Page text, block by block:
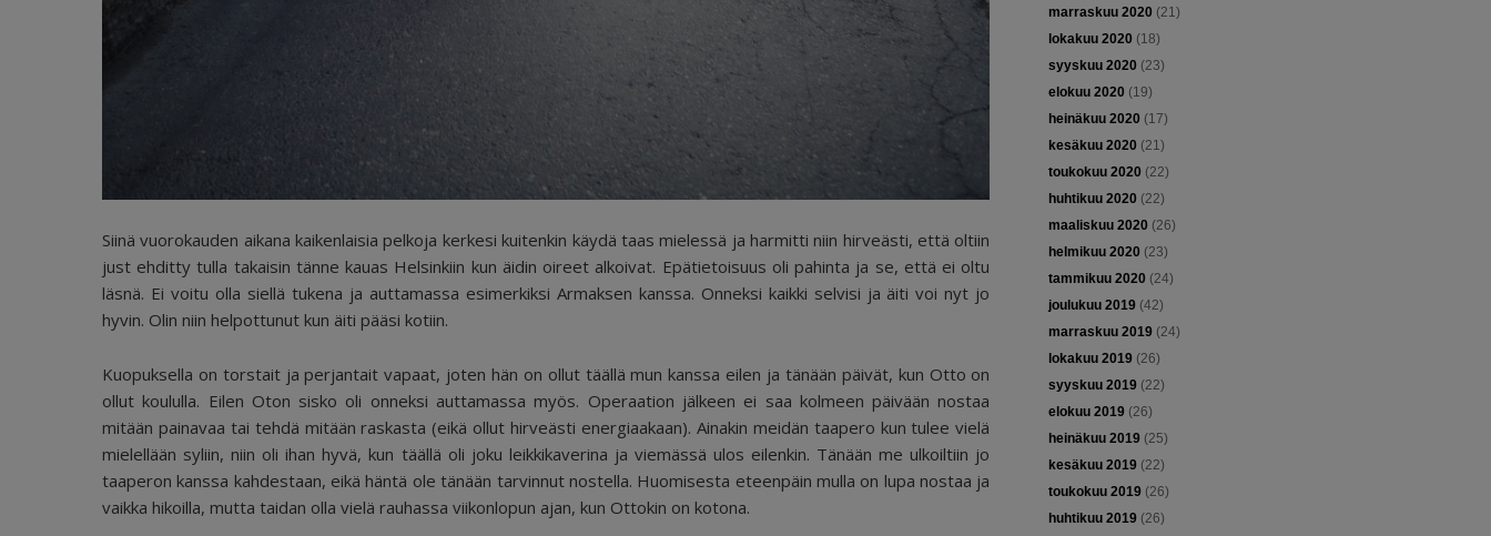
Siinä vuorokauden aikana kaikenlaisia pelkoja kerkesi kuitenkin käydä taas mielessä ja harmitti niin hirveästi, että oltiin
just ehditty tulla takaisin tänne kauas Helsinkiin kun äidin oireet alkoivat. Epätietoisuus oli pahinta ja se, että ei oltu
läsnä. Ei voitu olla siellä tukena ja auttamassa esimerkiksi Armaksen kanssa. Onneksi kaikki selvisi ja äiti voi nyt jo
hyvin. Olin niin helpottunut kun äiti pääsi kotiin.
Kuopuksella on torstait ja perjantait vapaat, joten hän on ollut täällä mun kanssa eilen ja tänään päivät, kun Otto on
ollut koululla. Eilen Oton sisko oli onneksi auttamassa myös. Operaation jälkeen ei saa kolmeen päivään nostaa
mitään painavaa tai tehdä mitään raskasta (eikä ollut hirveästi energiaakaan). Ainakin meidän taapero kun tulee vielä
mielellään syliin, niin oli ihan hyvä, kun täällä oli joku leikkikaverina ja viemässä ulos eilenkin. Tänään me ulkoiltiin jo
taaperon kanssa kahdestaan, eikä häntä ole tänään tarvinnut nostella. Huomisesta eteenpäin mulla on lupa nostaa ja
vaikka hikoilla, mutta taidan olla vielä rauhassa viikonlopun ajan, kun Ottokin on kotona.
marraskuu 2020 (21)
lokakuu 2020 (18)
syyskuu 2020 (23)
elokuu 2020 (19)
heinäkuu 2020 (17)
kesäkuu 2020 (21)
toukokuu 2020 (22)
huhtikuu 2020 (22)
maaliskuu 2020 (26)
helmikuu 2020 (23)
tammikuu 2020 (24)
joulukuu 2019(42)
marraskuu 2019(24)
lokakuu 2019(26)
syyskuu 2019(22)
elokuu 2019(26)
heinäkuu 2019(25)
kesäkuu 2019(22)
toukokuu 2019(26)
huhtikuu 2019(26)